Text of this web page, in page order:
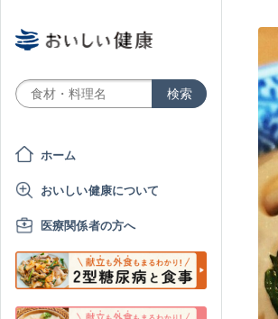
ホーム
おいしい健康について
医療関係者の方へ